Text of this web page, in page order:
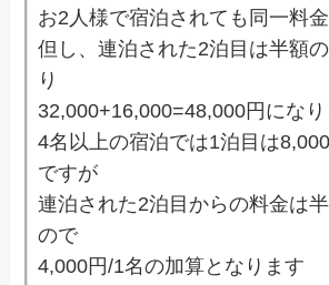
お2人様で宿泊されても同一料
但し、連泊された2泊目は半額
り
32,000+16,000=48,000円にな
4名以上の宿泊では1泊目は
ですが
連泊された2泊目からの料金は
ので
4,000円/1名の加算となります